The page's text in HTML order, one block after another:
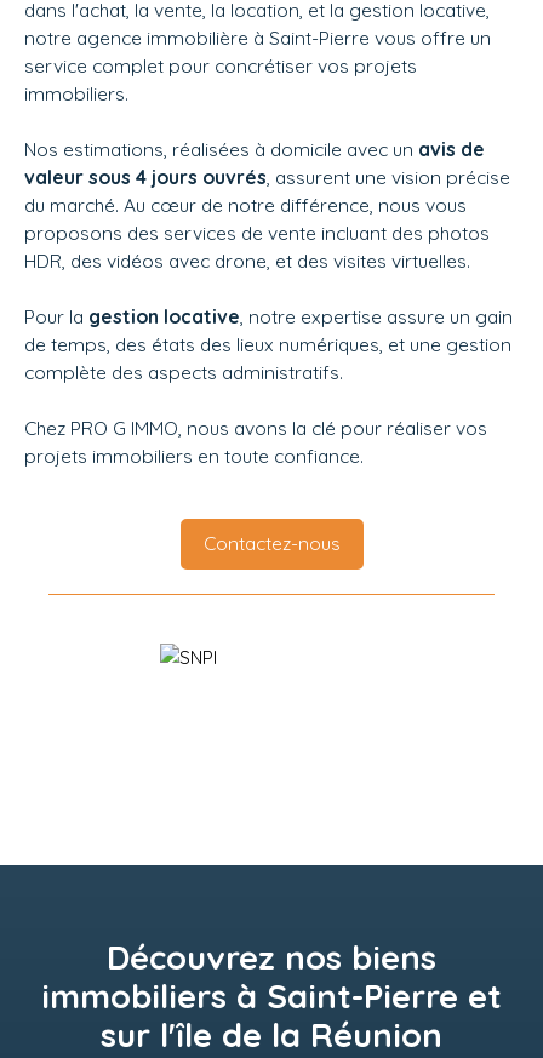
dans l'achat, la vente, la location, et la gestion locative,
notre agence immobilière à Saint-Pierre vous offre un
service complet pour concrétiser vos projets
immobiliers.
Nos estimations, réalisées à domicile avec un avis de
valeur sous 4 jours ouvrés , assurent une vision précise
du marché. Au cœur de notre différence, nous vous
proposons des services de vente incluant des photos
HDR, des vidéos avec drone, et des visites virtuelles.
Pour la gestion locative , notre expertise assure un gain
de temps, des états des lieux numériques, et une gestion
complète des aspects administratifs.
Chez PRO G IMMO, nous avons la clé pour réaliser vos
projets immobiliers en toute confiance.
Contactez-nous
Découvrez nos biens
immobiliers à Saint-Pierre et
sur l'île de la Réunion